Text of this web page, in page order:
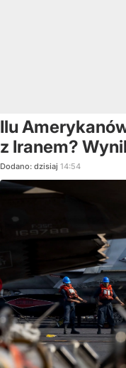
Ilu
z Iranem?
Dodano: dzisiaj 14:54